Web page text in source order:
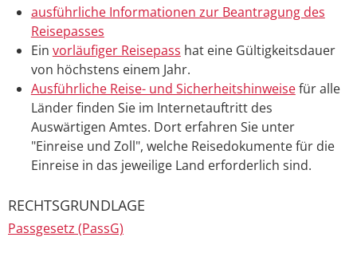
ausführliche Informationen zur Beantragung des
Reisepasses
Ein vorläufiger Reisepass hat eine Gültigkeitsdauer
von höchstens einem Jahr.
Ausführliche Reise- und Sicherheitshinweisefür alle
Länder finden Sie im Internetauftritt des
Auswärtigen Amtes. Dort erfahren Sie unter
"Einreise und Zoll", welche Reisedokumente für die
Einreise in das jeweilige Land erforderlich sind.
RECHTSGRUNDLAGE
Passgesetz (PassG)